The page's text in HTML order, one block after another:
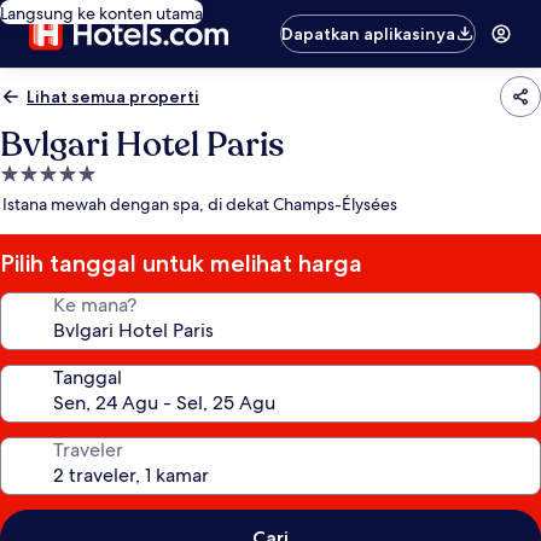
Langsung ke konten utama
Dapatkan aplikasinya
Lihat semua properti
Bvlgari Hotel Paris
Properti
bintang
Istana mewah dengan spa, di dekat Champs-Élysées
Pilih tanggal untuk melihat harga
Ke mana?
Tanggal
Traveler